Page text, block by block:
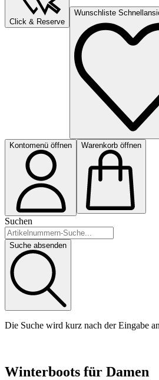
Click & Reserve
Wunschliste
Kontomenü öffnen Warenkorb öffnen
Suchen
Suche absenden
Die Suche wird kurz nach der Eingabe
Winterboots für Damen